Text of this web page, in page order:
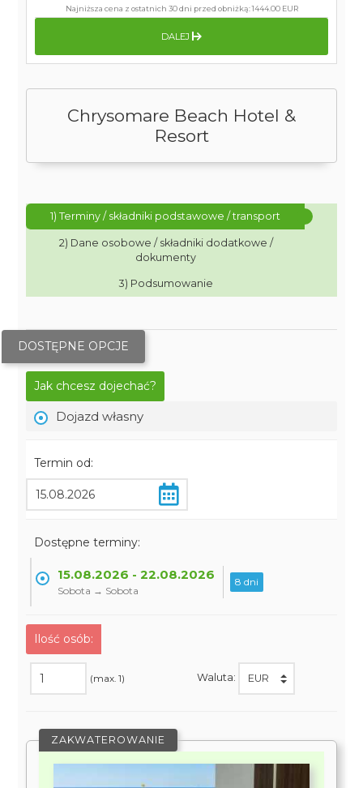
Chrysomare Beach Hotel &
Resort
1) Terminy / składniki podstawowe / transport
2) Dane osobowe / składniki dodatkowe /
dokumenty
3) Podsumowanie
DOSTĘPNE OPCJE
Jak chcesz dojechać?
Dojazd własny
Termin od:
Dostępne terminy:
15.08.2026 - 22.08.2026
Sobota → Sobota
8 dni
Ilość osób:
(max. 1) Waluta:
ZAKWATEROWANIE
Najniższa cena z ostatnich 30 dni przed obniżką:1444.00 EUR
DALEJ